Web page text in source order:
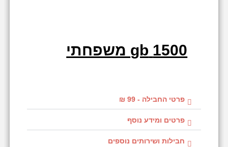
1500 gb משפחתי
פרטי החבילה - 99 ₪
פרטים ומידע נוסף
חבילות ושירותים נוספים